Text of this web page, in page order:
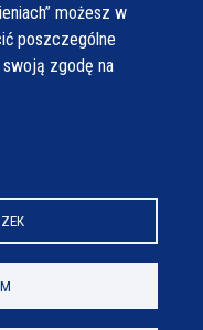
możesz w
poszczególne
zgodę na